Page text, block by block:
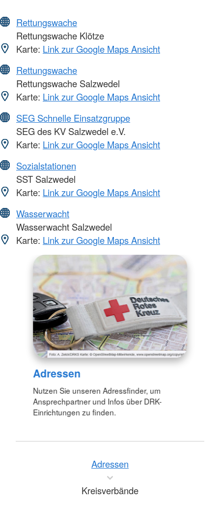
Rettungswache
Rettungswache Klötze
Karte: Link zur Google Maps Ansicht
Rettungswache
Rettungswache Salzwedel
Karte: Link zur Google Maps Ansicht
SEG Schnelle Einsatzgruppe
SEG des KV Salzwedel e.V.
Karte: Link zur Google Maps Ansicht
Sozialstationen
SST Salzwedel
Karte: Link zur Google Maps Ansicht
Wasserwacht
Wasserwacht Salzwedel
Karte: Link zur Google Maps Ansicht
Adressen
Nutzen Sie unseren Adressfinder, um
Ansprechpartner und Infos über DRK-
Einrichtungen zu finden.
Adressen
Kreisverbände